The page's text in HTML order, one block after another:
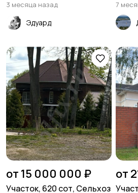
3 месяца назад
Эдуард
7
от 15 000 000 ₽
Участок, 620 сот, Сельхоз
от